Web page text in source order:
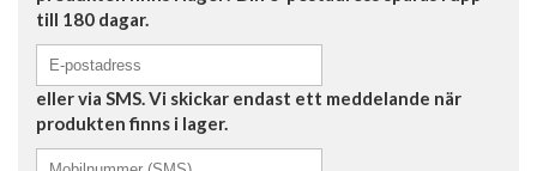
till 180 dagar.
eller via SMS. Vi skickar endast ett meddelande när
produkten finns i lager.